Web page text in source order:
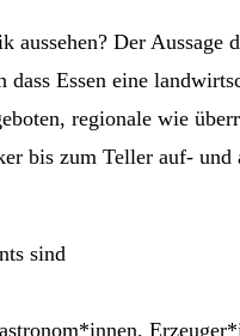
Der Aussage
Essen eine
regionale wie
bis zum Teller auf- und
sind